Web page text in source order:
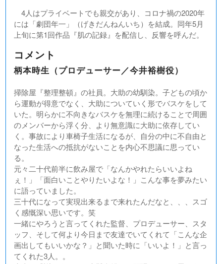
4人はプライベートでも親交があり、コロナ禍の2020年
には「劇団年一」（げきだんねんいち）を結成。同年5月
上旬に第1回作品『肌の記録』を配信し、反響を呼んだ。
コメント
柄本時生（プロデューサー／今井裕樹役）
掃除屋『整理整頓』の社員。大助の幼馴染。子どもの頃か
ら運動が得意でなく、大助についていく形でバスケをして
いた。明らかに不向きなバスケを無理に続けることで周囲
のメンバーから浮く分、より無意識に大助に依存してい
く。事故により車椅子生活になるが、自分の中に不自由と
なった生活への抵抗がないことを内心不思議に思ってい
る。
元々二十代前半に飲み屋で「なんかやれたらいいよね
ぇ！」「面白いことやりたいよな！」こんな事を夢みたい
に語っていました。
三十代になって実現出来るまで来れたんだなと、、、スゴ
く感慨深い思いです。笑
一緒にやろうと言ってくれた監督、プロデューサー、スタ
ッフ、そして何より今日まで友達でいてくれて「こんな企
画出してもいいかな？」と聞いた時に「いいよ！」と言っ
てくれた3人。。